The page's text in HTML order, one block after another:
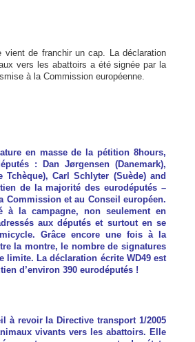
vient de franchir un cap. La déclaration
vers les abattoirs a été signée par la
à la Commission européenne.
en masse de la pétition 8hours,
: Dan Jørgensen (Danemark),
Carl Schlyter (Suède) and
de la majorité des eurodéputés –
Commission et au Conseil européen.
à la campagne, non seulement en
aux députés et surtout en se
Grâce encore une fois à la
la montre, le nombre de signatures
limite. La déclaration écrite WD49 est
d’environ 390 eurodéputés !
à revoir la Directive transport 1/2005
vivants vers les abattoirs. Elle